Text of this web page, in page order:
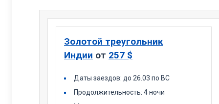
Золотой треугольник
Индии от 257 $
Даты заездов: до 26.03 по ВС
Продолжительность: 4 ночи